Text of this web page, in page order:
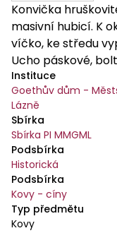
Konvička
masivní hubicí. K
víčko, ke středu
Ucho páskové,
původně opletené
uvnitř konvičky na
slavkovského
rozviliny, rohy
hubicí girlanda se
listoví, opleteného
klikatky - pilovité
Krásno, rytec -
duchu historismu.
Instituce
Goethův dům -
Lázně
Sbírka
Sbírka PI MMGML
Podsbírka
Historická
Podsbírka
Kovy - cíny
Typ předmětu
Kovy